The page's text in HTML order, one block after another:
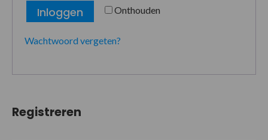
Onthouden
Inloggen
Wachtwoord vergeten?
Registreren